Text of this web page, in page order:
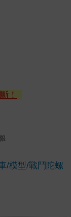
！
/模型/戰鬥陀螺